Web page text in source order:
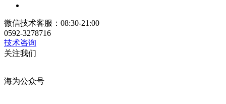
微信技术客服：08:30-21:00
0592-3278716
技术咨询
关注我们
海为公众号